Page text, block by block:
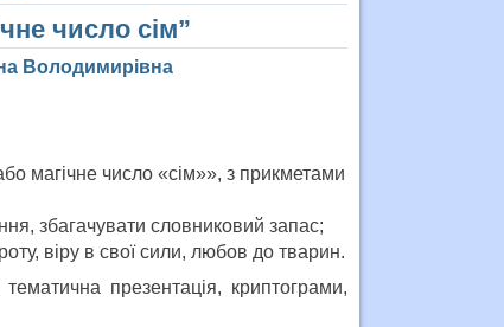
число сім”
Володимирівна
магічне число «сім»», з прикметами
збагачувати словниковий запас;
віру в свої сили, любов до тварин.
презентація, криптограми,